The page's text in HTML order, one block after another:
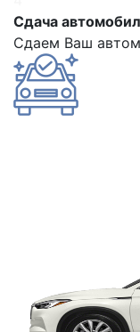
Сдача
Сдаем Ваш